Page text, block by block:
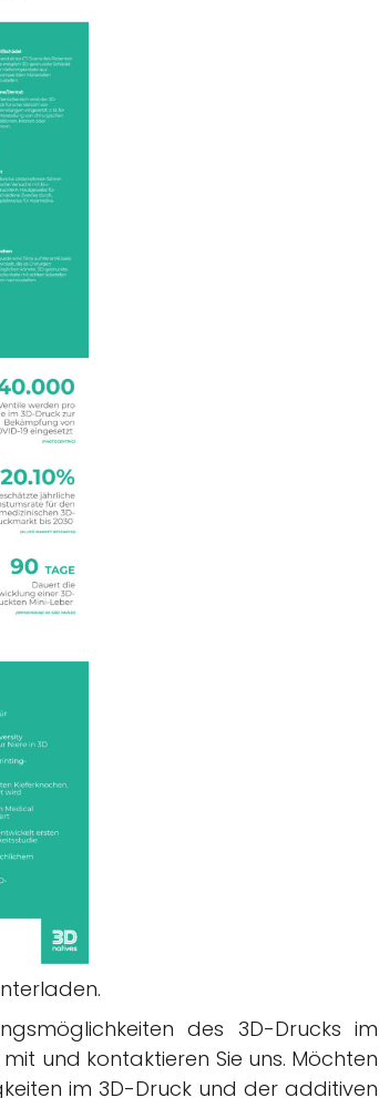
des 3D-Drucks im
mit und kontaktieren Sie uns. Möchten
im 3D-Druck und der additiven